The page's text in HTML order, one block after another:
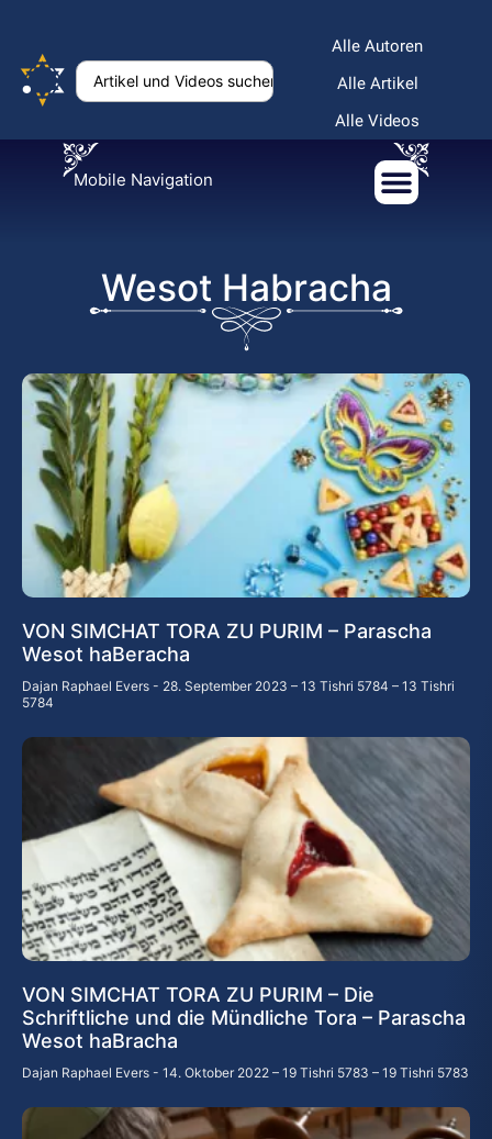
Alle Autoren
Alle Artikel
Alle Videos
Mobile Navigation
Wesot Habracha
VON SIMCHAT TORA ZU PURIM – Parascha
Wesot haBeracha
Dajan Raphael Evers
28. September 2023 – 13 Tishri 5784 – 13 Tishri
5784
VON SIMCHAT TORA ZU PURIM – Die
Schriftliche und die Mündliche Tora – Parascha
Wesot haBracha
Dajan Raphael Evers 14. Oktober 2022 – 19 Tishri 5783 – 19 Tishri 5783